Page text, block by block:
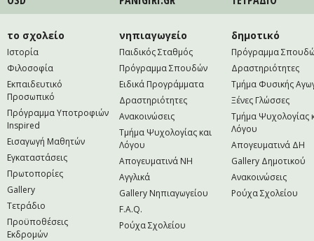
το σχολείο
Ιστορία
Φιλοσοφία
Εκπαιδευτικό
Προσωπικό
Πρόγραμμα Υποτροφιών
Inspired
Εισαγωγή Μαθητών
Εγκαταστάσεις
Πρωτοπορίες
Gallery
Τετράδιο
Προϋποθέσεις
Εκδρομών
νηπιαγωγείο
Παιδικός Σταθμός
Πρόγραμμα Σπουδών
Ειδικά Προγράμματα
Δραστηριότητες
Ανακοινώσεις
Τμήμα Ψυχολογίας και
Λόγου
Απογευματινά NH
Αγγλικά
Gallery Νηπιαγωγείου
F.A.Q.
Ρούχα Σχολείου
δημοτικό
Πρόγραμμα
Δραστηριότητες
Τμήμα Φυσικής
Ξένες Γλώσσες
Τμήμα Ψυχολογίας
Λόγου
Απογευματινά ΔΗ
Gallery Δημοτικού
Ανακοινώσεις
Ρούχα Σχολείου